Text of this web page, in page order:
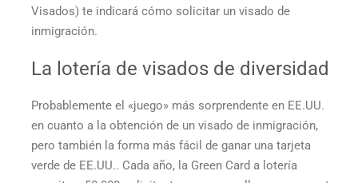
Visados) te indicará cómo solicitar un visado de
inmigración.
La lotería de visados de diversidad
Probablemente el «juego» más sorprendente en EE.UU.
en cuanto a la obtención de un visado de inmigración,
pero también la forma más fácil de ganar una tarjeta
verde de EE.UU.. Cada año, la Green Card a lotería